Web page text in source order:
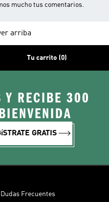
mucho tus comentarios.
arriba
Tu carrito (0)
Y RECIBE 300
GRATIS
Dudas Frecuentes